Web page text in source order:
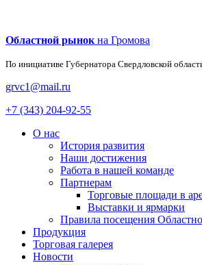
Областной рынок на Громова
По инициативе Губернатора Свердловской
grvc1@mail.ru
+7 (343) 204-92-55
О нас
История развития
Наши достижения
Работа в нашей команде
Партнерам
Торговые площади в
Выставки и ярмарки
Правила посещения
Продукция
Торговая галерея
Новости